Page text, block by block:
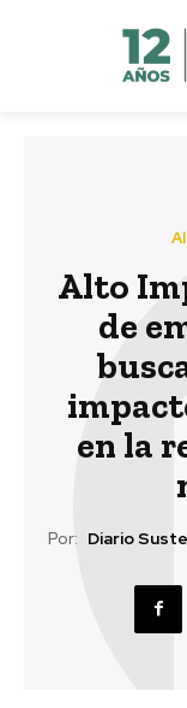
Alto
de
en la
Por: Diario